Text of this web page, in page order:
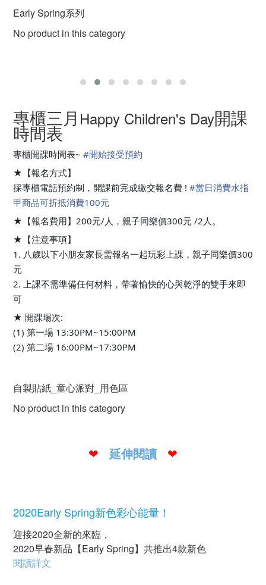
Early Spring系列
No product in this category
專櫃三月 Happy Children's Day開課
時間表
專櫃開課時間表~ #開始接受預約
★【報名方式】
採專櫃電話預約制，開課前完成繳交報名費 ! #當日消費水指
甲商品可折抵消費100元
★【報名費用】200元/人，親子同樂價300元 /2人。
★【注意事項】
1. 八歲以下小朋友家長需報名一起玩彩上課，親子同樂價300
元
2. 上課不需準備任何材料，帶著愉快的心與乾淨的雙手來即
可
★ 開課場次:
(1) 第一場 13:30PM~15:00PM
(2) 第二場 16:00PM~17:30PM
自製貼紙_童心派對_用色區
No product in this category
❤ 延伸閱讀 ❤
2020Early Spring新色彩心能量！
迎接2020全新的來臨，
2020早春新品【Early Spring】共推出4款新色
閱讀詳文